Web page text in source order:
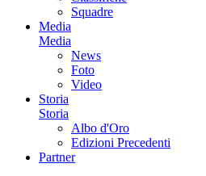
Squadre
Media
Media
News
Foto
Video
Storia
Storia
Albo d'Oro
Edizioni Precedenti
Partner